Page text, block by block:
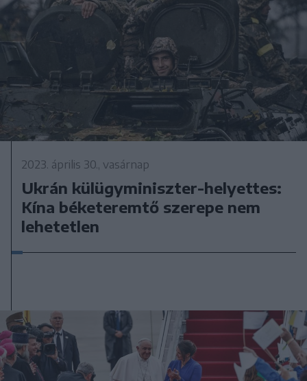
2023. április 30., vasárnap
Ukrán külügyminiszter-helyettes:
Kína béketeremtő szerepe nem
lehetetlen